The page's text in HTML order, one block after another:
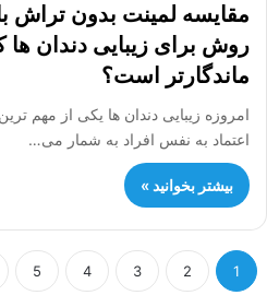
مقایسه لمینت بدون تراش
روش برای زیبایی دندان ها
ماندگارتر است؟
امروزه زیبایی دندان ها یکی از مهم
اعتماد به نفس افراد به شمار می…
بیشتر بخوانید »
1
2
3
4
5